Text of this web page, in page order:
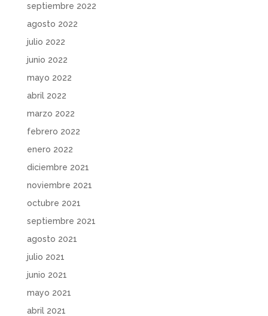
septiembre 2022
agosto 2022
julio 2022
junio 2022
mayo 2022
abril 2022
marzo 2022
febrero 2022
enero 2022
diciembre 2021
noviembre 2021
octubre 2021
septiembre 2021
agosto 2021
julio 2021
junio 2021
mayo 2021
abril 2021